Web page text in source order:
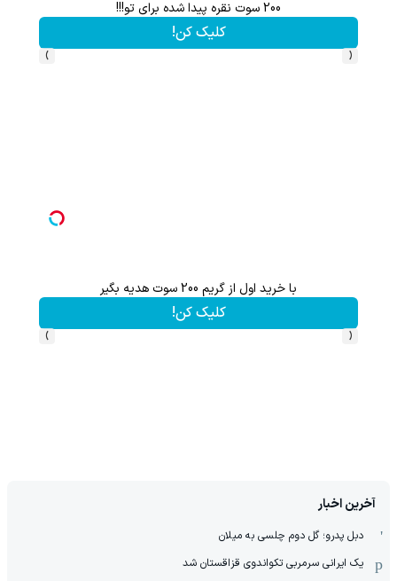
200 سوت نقره پیدا شده برای تو!!!
کلیک کن!
‹
›
با خرید اول از گریم 200 سوت هدیه بگیر
کلیک کن!
‹
›
آخرین اخبار
دبل پدرو؛ گل دوم چلسی به میلان
یک ایرانی سرمربی تکواندوی قزاقستان شد